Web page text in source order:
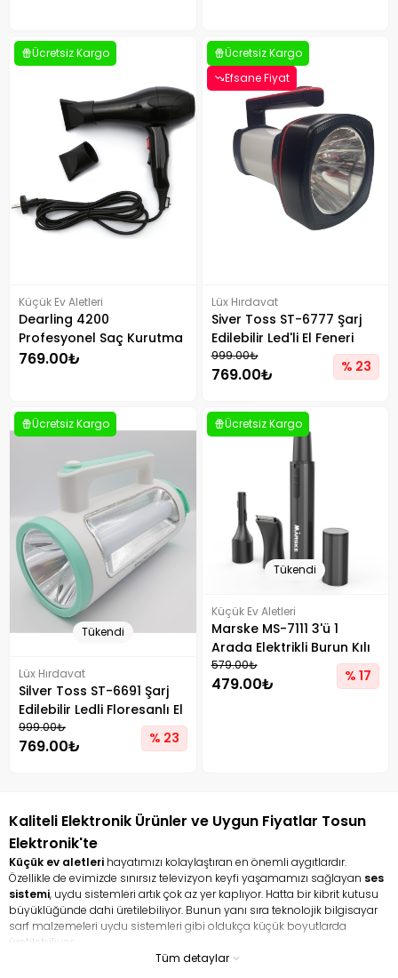
Ücretsiz Kargo
Küçük Ev Aletleri
Dearling 4200
Profesyonel Saç Kurutma
Makinesi
769.00₺
Ücretsiz Kargo
Efsane Fiyat
Lüx Hırdavat
Siver Toss ST-6777 Şarj
Edilebilir Led'li El Feneri
999.00₺
769.00₺ % 23
Ücretsiz Kargo
Tükendi
Lüx Hırdavat
Silver Toss ST-6691 Şarj
Edilebilir Ledli Floresanlı El
Feneri
999.00₺
769.00₺ % 23
Ücretsiz Kargo
Tükendi
Küçük Ev Aletleri
Marske MS-7111 3'ü 1
Arada Elektrikli Burun Kılı
Kesme Makinesi Tip-C
Şarj Edilebilir Bakım Aleti
579.00₺
479.00₺ % 17
Kaliteli Elektronik Ürünler ve Uygun Fiyatlar Tosun
Elektronik'te
Küçük ev aletleri hayatımızı kolaylaştıran en önemli aygıtlardır.
Özellikle de evimizde sınırsız televizyon keyfi yaşamamızı sağlayan ses
sistemi, uydu sistemleri artık çok az yer kaplıyor. Hatta bir kibrit kutusu
büyüklüğünde dahi üretilebiliyor. Bunun yanı sıra teknolojik bilgisayar
sarf malzemeleri uydu sistemleri gibi oldukça küçük boyutlarda
üretilebiliyor.
Tüm detaylar